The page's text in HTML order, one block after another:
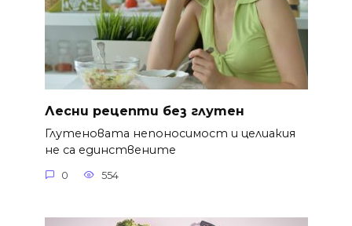
Лесни рецепти без глутен
Глутеновата непоносимост и целиакия
не са единствените
0 554